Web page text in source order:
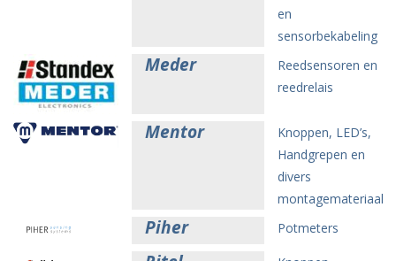
en
sensorbekabeling
Meder
Reedsensoren en
reedrelais
Mentor
Knoppen, LED’s,
Handgrepen en
divers
montagemateriaal
Piher Potmeters